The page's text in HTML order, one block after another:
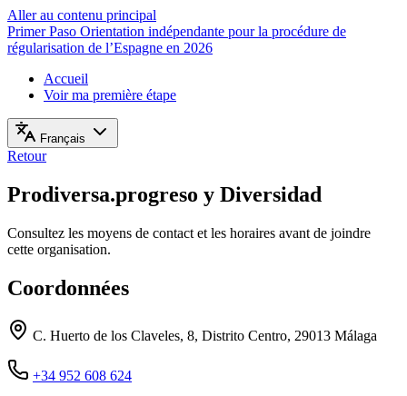
Aller au contenu principal
Primer Paso Orientation indépendante pour la procédure de
régularisation de l’Espagne en 2026
Accueil
Voir ma première étape
Français
Retour
Prodiversa.progreso y Diversidad
Consultez les moyens de contact et les horaires avant de joindre
cette organisation.
Coordonnées
C. Huerto de los Claveles, 8, Distrito Centro, 29013 Málaga
+34 952 608 624